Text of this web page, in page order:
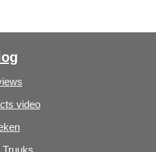
video
Truuks